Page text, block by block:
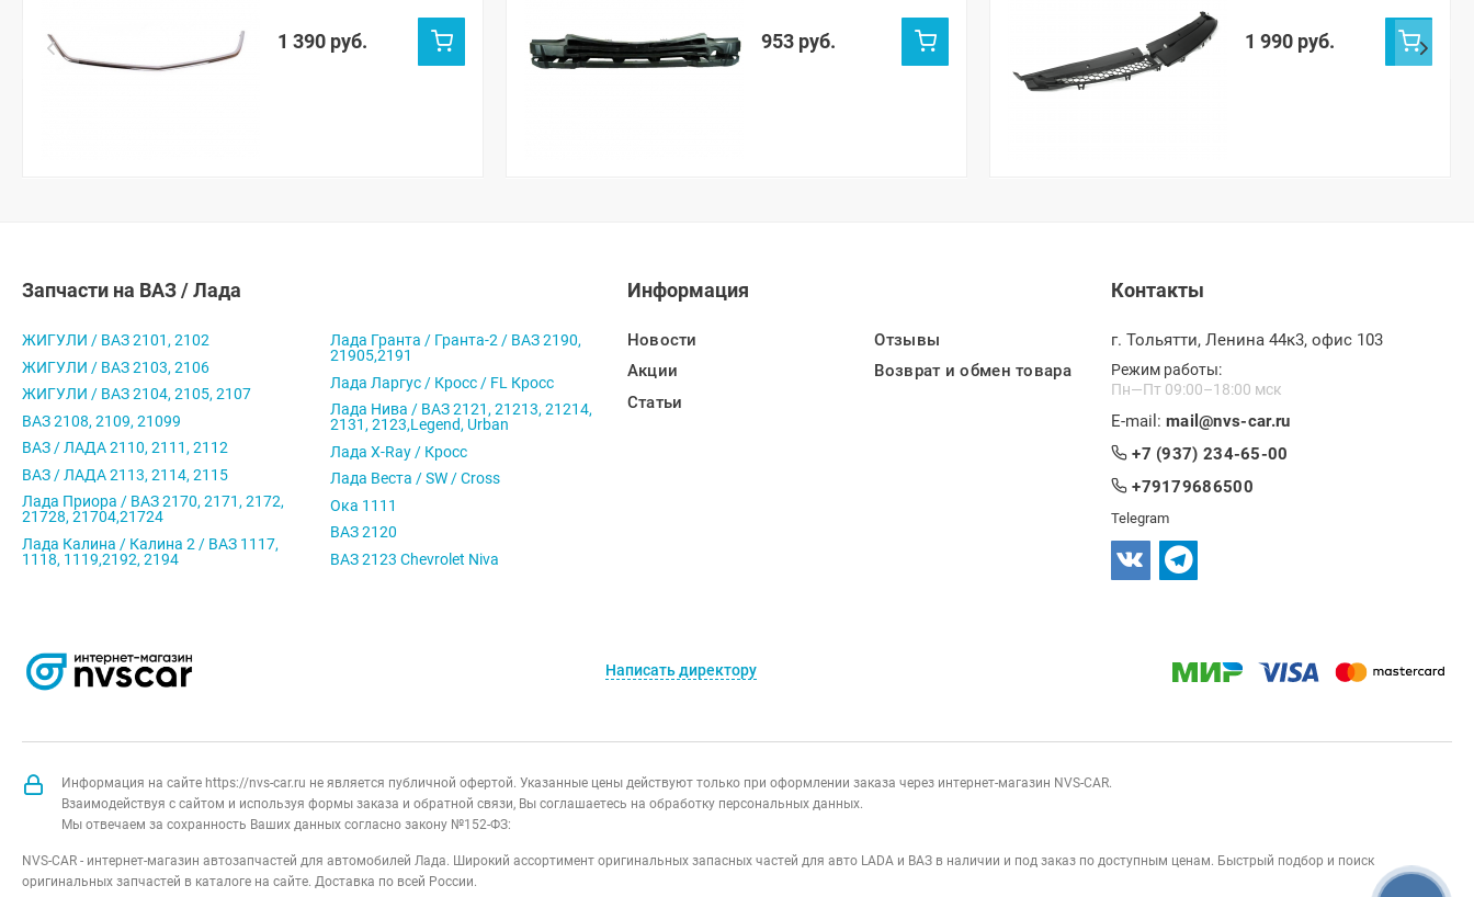
1 390 руб. 953 руб.
кондиционером)
1 990 руб.
Запчасти на ВАЗ / Лада
ЖИГУЛИ / ВАЗ 2101, 2102
ЖИГУЛИ / ВАЗ 2103, 2106
ЖИГУЛИ / ВАЗ 2104, 2105, 2107
ВАЗ 2108, 2109, 21099
ВАЗ / ЛАДА 2110, 2111, 2112
ВАЗ / ЛАДА 2113, 2114, 2115
Лада Приора / ВАЗ 2170, 2171, 2172,
21728, 21704,21724
Лада Калина / Калина 2 / ВАЗ 1117,
1118, 1119,2192, 2194
Лада Гранта / Гранта-2 / ВАЗ 2190,
21905,2191
Лада Ларгус / Кросс / FL Кросс
Лада Нива / ВАЗ 2121, 21213, 21214,
2131, 2123,Legend, Urban
Лада X-Ray / Кросс
Лада Веста / SW / Cross
Ока 1111
ВАЗ 2120
ВАЗ 2123 Chevrolet Niva
Информация
Новости
Акции
Статьи
Отзывы
Возврат и обмен товара
Контакты
г. Тольятти, Ленина 44к3, офис 103
Режим работы:
Пн—Пт 09:00–18:00 мск
E-mail: mail@nvs-car.ru
+7 (937) 234-65-00
+79179686500
Telegram
Написать директору
Информация на сайте https://nvs-car.ru не является публичной офертой. Указанные цены действуют только при оформлении заказа через интернет-магазин NVS-CAR.
Взаимодействуя с сайтом и используя формы заказа и обратной связи, Вы соглашаетесь на обработку персональных данных.
Мы отвечаем за сохранность Ваших данных согласно закону №152-ФЗ:
NVS-CAR - интернет-магазин автозапчастей для автомобилей Лада. Широкий ассортимент оригинальных запасных частей для авто LADA и ВАЗ в наличии и под заказ по доступным ценам. Быстрый подбор и поиск
оригинальных запчастей в каталоге на сайте. Доставка по всей России.